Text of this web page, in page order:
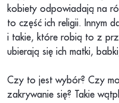
kobiety odpowiadają na
to część ich religii. Innym
i takie, które robią to z
ubierają się ich matki,
Czy to jest wybór? Czy
zakrywanie się? Takie